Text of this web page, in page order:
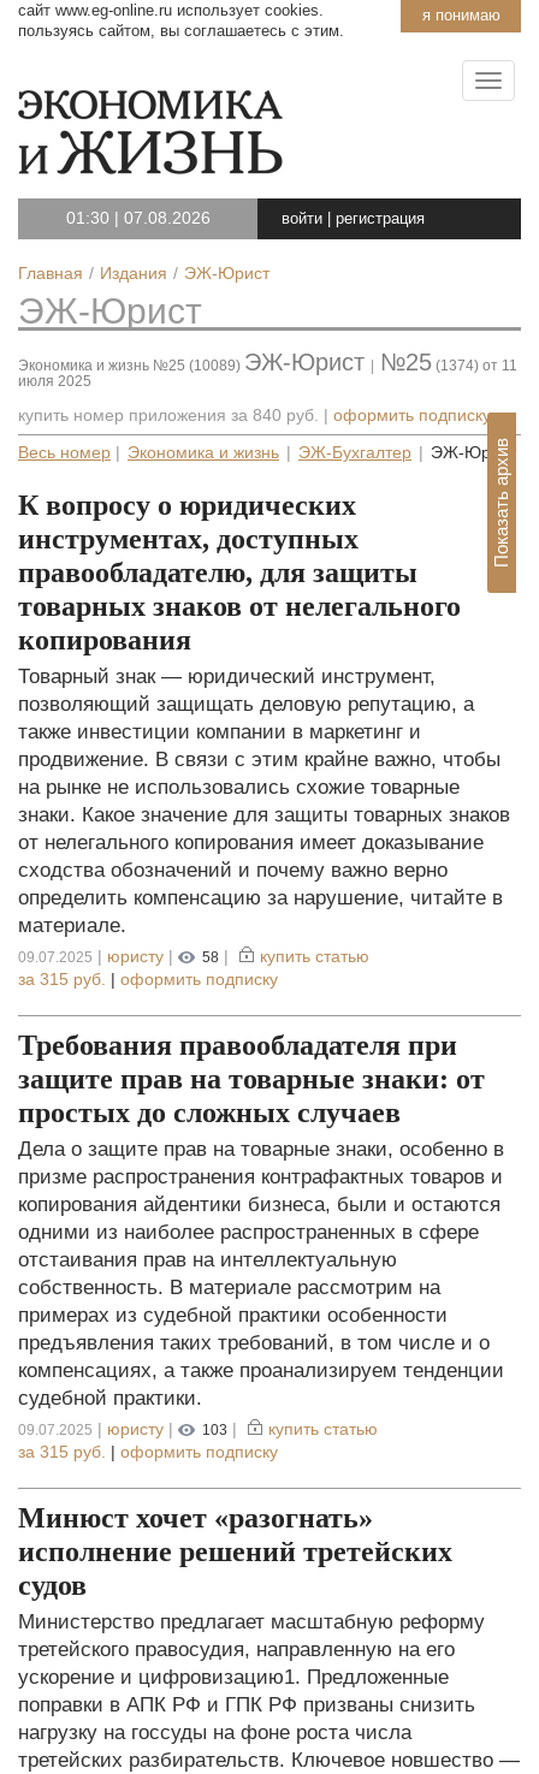
я понимаю
сайт www.eg-online.ru использует cookies.
пользуясь сайтом, вы соглашаетесь с этим.
01:30 | 07.08.2026 войти регистрация
Главная Издания ЭЖ-Юрист
ЭЖ-Юрист
Экономика и жизнь №25 (10089) ЭЖ-Юрист №25 (1374) от 11
июля 2025
купить номер приложения за 840 руб. | оформить подписку
Весь номер Экономика и жизнь ЭЖ-Бухгалтер ЭЖ-Юрист
Показать архив
К вопросу о юридических
инструментах, доступных
правообладателю, для защиты
товарных знаков от нелегального
копирования
Товарный знак — юридический инструмент,
позволяющий защищать деловую репутацию, а
также инвестиции компании в маркетинг и
продвижение. В связи с этим крайне важно, чтобы
на рынке не использовались схожие товарные
знаки. Какое значение для защиты товарных знаков
от нелегального копирования имеет доказывание
сходства обозначений и почему важно верно
определить компенсацию за нарушение, читайте в
материале.
09.07.2025 | юристу | 58 |
купить статью
за 315 руб. | оформить подписку
Требования правообладателя при
защите прав на товарные знаки: от
простых до сложных случаев
Дела о защите прав на товарные знаки, особенно в
призме распространения контрафактных товаров и
копирования айдентики бизнеса, были и остаются
одними из наиболее распространенных в сфере
отстаивания прав на интеллектуальную
собственность. В материале рассмотрим на
примерах из судебной практики особенности
предъявления таких требований, в том числе и о
компенсациях, а также проанализируем тенденции
судебной практики.
09.07.2025 | юристу | 103 |
купить статью
за 315 руб. | оформить подписку
Минюст хочет «разогнать»
исполнение решений третейских
судов
Министерство предлагает масштабную реформу
третейского правосудия, направленную на его
ускорение и цифровизацию1. Предложенные
поправки в АПК РФ и ГПК РФ призваны снизить
нагрузку на госсуды на фоне роста числа
третейских разбирательств. Ключевое новшество —